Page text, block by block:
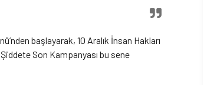
başlayarak, 10 Aralık İnsan Hakları
Son Kampanyası bu sene